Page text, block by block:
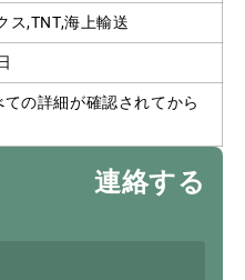
ス,TNT,海上輸送
の詳細が確認されてから
連絡する